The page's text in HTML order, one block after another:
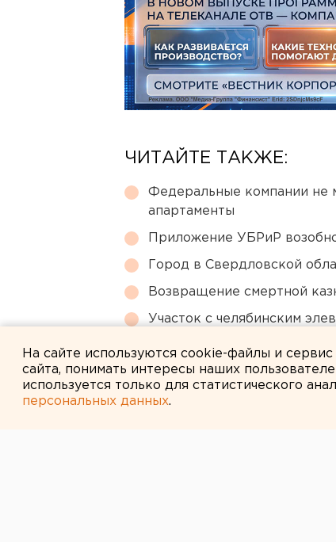
ЧИТАЙТЕ ТАКЖЕ:
Федеральные компании не
апартаменты
Приложение УБРиР
Город в Свердловской
Возвращение смертной
Участок с челябинским
На сайте используются cookie-файлы и
сайта, понимать интересы наших
используется только для статистического
персональных данных.